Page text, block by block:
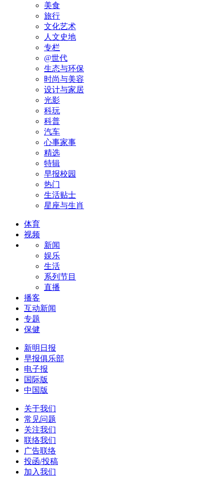
美食
旅行
文化艺术
人文史地
专栏
@世代
生态与环保
时尚与美容
设计与家居
光影
科玩
科普
汽车
心事家事
精选
特辑
早报校园
热门
生活贴士
星座与生肖
体育
视频
新闻
娱乐
生活
系列节目
直播
播客
互动新闻
专题
保健
新明日报
早报俱乐部
电子报
国际版
中国版
关于我们
常见问题
关注我们
联络我们
广告联络
投函/投稿
加入我们